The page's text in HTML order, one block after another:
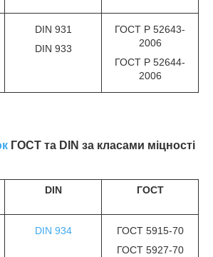
DIN 931
DIN 933
ГОСТ Р 52643-
2006
ГОСТ Р 52644-
2006
ГОСТ та DIN за класами міцності
DIN ГОСТ
DIN 934
ГОСТ 5915-70
ГОСТ 5927-70